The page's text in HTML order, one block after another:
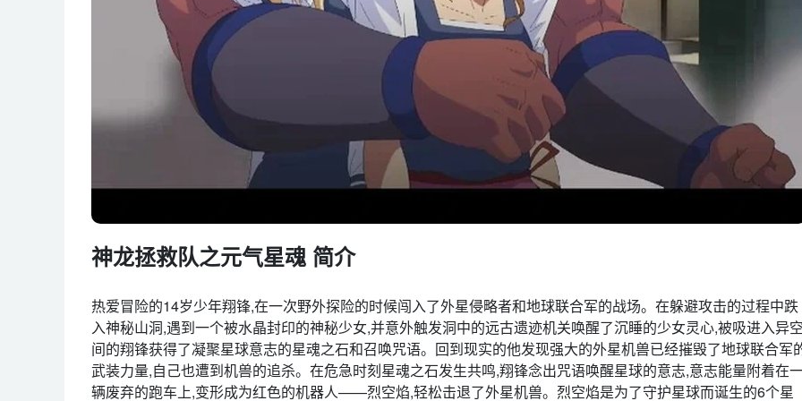
神龙拯救队之元气星魂 简介
热爱冒险的14岁少年翔锋,在一次野外探险的时候闯入了外星侵略者和地球联合军的战场。在躲避攻击的过程中跌
入神秘山洞,遇到一个被水晶封印的神秘少女,并意外触发洞中的远古遗迹机关唤醒了沉睡的少女灵心,被吸进入异空
间的翔锋获得了凝聚星球意志的星魂之石和召唤咒语。回到现实的他发现强大的外星机兽已经摧毁了地球联合军
武装力量,自己也遭到机兽的追杀。在危急时刻星魂之石发生共鸣,翔锋念出咒语唤醒星球的意志,意志能量附着在
辆废弃的跑车上,变形成为红色的机器人——烈空焰,轻松击退了外星机兽。烈空焰是为了守护星球而诞生的6个星